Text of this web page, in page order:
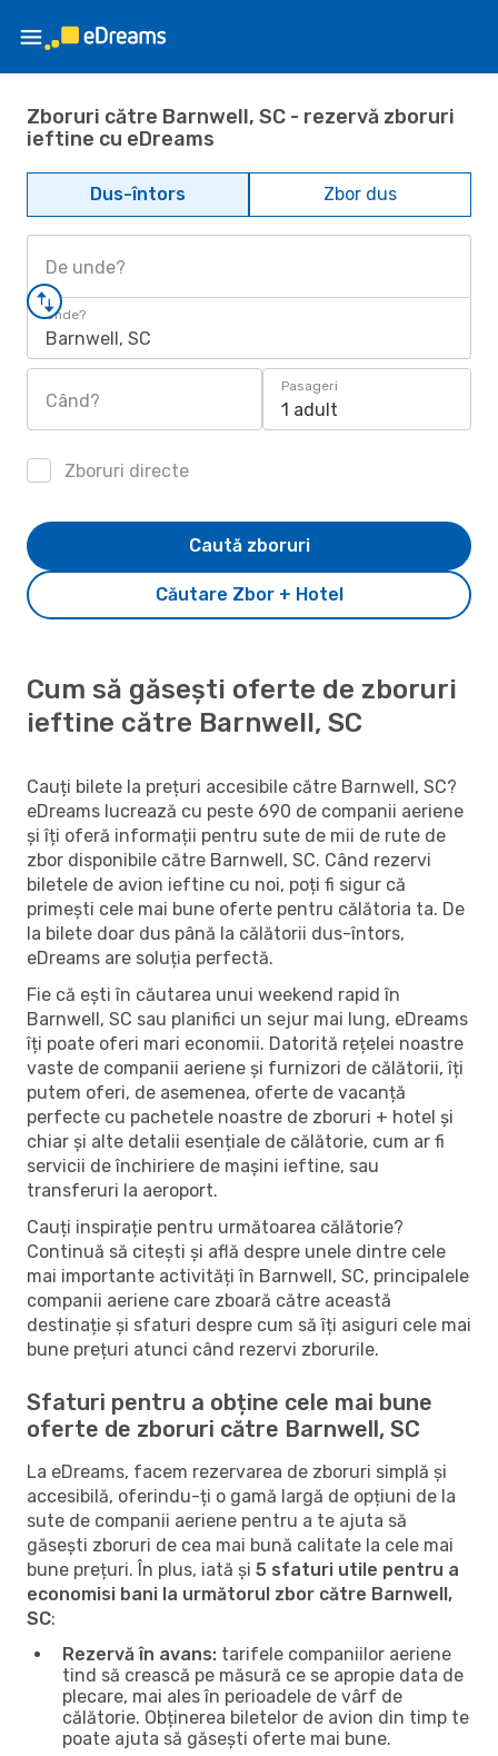
Zboruri către Barnwell, SC - rezervă zboruri
ieftine cu eDreams
Dus-întors Zbor dus
De unde?
Unde?
Barnwell, SC
Când?
Pasageri
1 adult
Zboruri directe
Căutare Zbor + Hotel
Caută zboruri
Cum să găsești oferte de zboruri
ieftine către Barnwell, SC
Cauți bilete la prețuri accesibile către Barnwell, SC?
eDreams lucrează cu peste 690 de companii aeriene
și îți oferă informații pentru sute de mii de rute de
zbor disponibile către Barnwell, SC. Când rezervi
biletele de avion ieftine cu noi, poți fi sigur că
primești cele mai bune oferte pentru călătoria ta. De
la bilete doar dus până la călătorii dus-întors,
eDreams are soluția perfectă.
Fie că ești în căutarea unui weekend rapid în
Barnwell, SC sau planifici un sejur mai lung, eDreams
îți poate oferi mari economii. Datorită rețelei noastre
vaste de companii aeriene și furnizori de călătorii, îți
putem oferi, de asemenea, oferte de vacanță
perfecte cu pachetele noastre de zboruri + hotel și
chiar și alte detalii esențiale de călătorie, cum ar fi
servicii de închiriere de mașini ieftine, sau
transferuri la aeroport.
Cauți inspirație pentru următoarea călătorie?
Continuă să citești și află despre unele dintre cele
mai importante activități în Barnwell, SC, principalele
companii aeriene care zboară către această
destinație și sfaturi despre cum să îți asiguri cele mai
bune prețuri atunci când rezervi zborurile.
Sfaturi pentru a obține cele mai bune
oferte de zboruri către Barnwell, SC
La eDreams, facem rezervarea de zboruri simplă și
accesibilă, oferindu-ți o gamă largă de opțiuni de la
sute de companii aeriene pentru a te ajuta să
găsești zboruri de cea mai bună calitate la cele mai
bune prețuri. În plus, iată și 5 sfaturi utile pentru a
economisi bani la următorul zbor către Barnwell,
SC:
Rezervă în avans: tarifele companiilor aeriene
tind să crească pe măsură ce se apropie data de
plecare, mai ales în perioadele de vârf de
călătorie. Obținerea biletelor de avion din timp te
poate ajuta să găsești oferte mai bune.